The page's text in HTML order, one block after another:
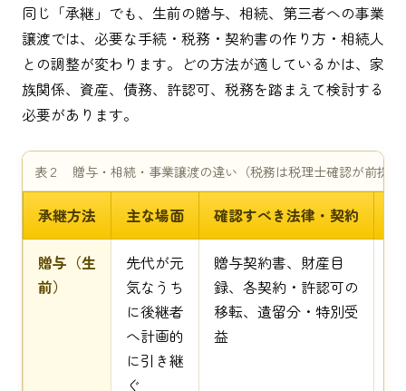
同じ「承継」でも、生前の贈与、相続、第三者への事業
譲渡では、必要な手続・税務・契約書の作り方・相続人
との調整が変わります。どの方法が適しているかは、家
族関係、資産、債務、許認可、税務を踏まえて検討する
必要があります。
表２ 贈与・相続・事業譲渡の違い（税務は税理士確認が前提）
承継方法 主な場面 確認すべき法律・契約
贈与（生
前）
先代が元
気なうち
に後継者
へ計画的
に引き継
ぐ
贈与契約書、財産目
録、各契約・許認可の
移転、遺留分・特別受
益